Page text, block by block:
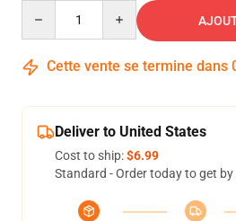
Cette vente se termine dans
Deliver to United States
Cost to ship:$6.99
Standard - Order today to get by